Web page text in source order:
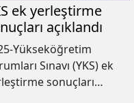
ek yerleştirme
açıklandı
Yükseköğretim
Sınavı (YKS) ek
sonuçları